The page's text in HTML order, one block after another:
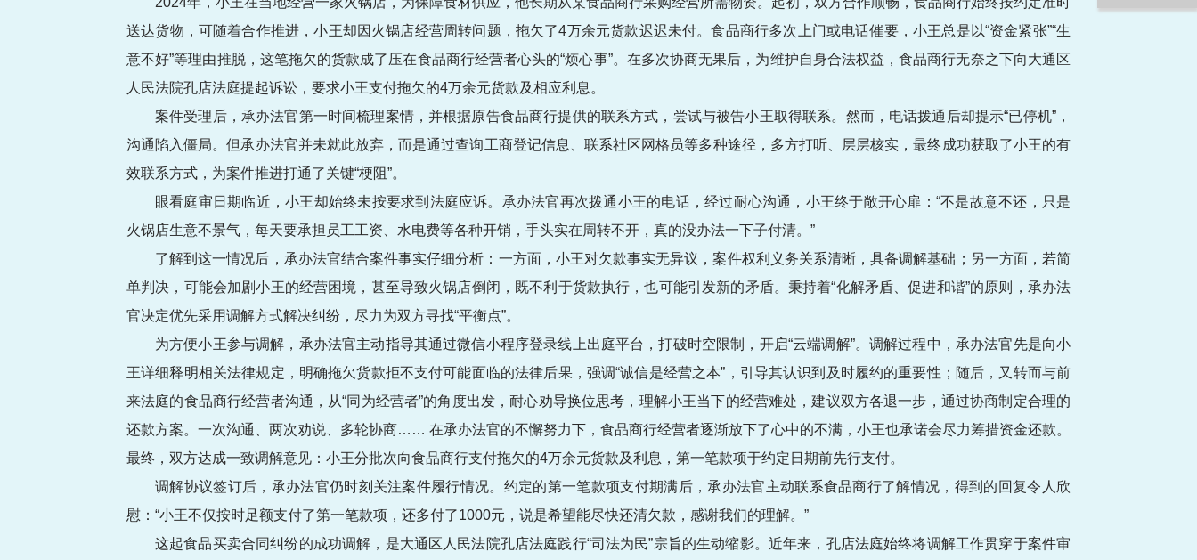
送达货物，可随着合作推进，小王却因火锅店经营周转问题，拖欠了4万余元货款迟迟未付。食品商行多次上门或电话催要，小王总是以“资金紧张”“生
意不好”等理由推脱，这笔拖欠的货款成了压在食品商行经营者心头的“烦心事”。在多次协商无果后，为维护自身合法权益，食品商行无奈之下向大通区
人民法院孔店法庭提起诉讼，要求小王支付拖欠的4万余元货款及相应利息。
案件受理后，承办法官第一时间梳理案情，并根据原告食品商行提供的联系方式，尝试与被告小王取得联系。然而，电话拨通后却提示“已停机”，
沟通陷入僵局。但承办法官并未就此放弃，而是通过查询工商登记信息、联系社区网格员等多种途径，多方打听、层层核实，最终成功获取了小王的有
效联系方式，为案件推进打通了关键“梗阻”。
眼看庭审日期临近，小王却始终未按要求到法庭应诉。承办法官再次拨通小王的电话，经过耐心沟通，小王终于敞开心扉：“不是故意不还，只是
火锅店生意不景气，每天要承担员工工资、水电费等各种开销，手头实在周转不开，真的没办法一下子付清。”
了解到这一情况后，承办法官结合案件事实仔细分析：一方面，小王对欠款事实无异议，案件权利义务关系清晰，具备调解基础；另一方面，若简
单判决，可能会加剧小王的经营困境，甚至导致火锅店倒闭，既不利于货款执行，也可能引发新的矛盾。秉持着“化解矛盾、促进和谐”的原则，承办法
官决定优先采用调解方式解决纠纷，尽力为双方寻找“平衡点”。
为方便小王参与调解，承办法官主动指导其通过微信小程序登录线上出庭平台，打破时空限制，开启“云端调解”。调解过程中，承办法官先是向小
王详细释明相关法律规定，明确拖欠货款拒不支付可能面临的法律后果，强调“诚信是经营之本”，引导其认识到及时履约的重要性；随后，又转而与前
来法庭的食品商行经营者沟通，从“同为经营者”的角度出发，耐心劝导换位思考，理解小王当下的经营难处，建议双方各退一步，通过协商制定合理的
还款方案。一次沟通、两次劝说、多轮协商…… 在承办法官的不懈努力下，食品商行经营者逐渐放下了心中的不满，小王也承诺会尽力筹措资金还款。
最终，双方达成一致调解意见：小王分批次向食品商行支付拖欠的4万余元货款及利息，第一笔款项于约定日期前先行支付。
调解协议签订后，承办法官仍时刻关注案件履行情况。约定的第一笔款项支付期满后，承办法官主动联系食品商行了解情况，得到的回复令人欣
慰：“小王不仅按时足额支付了第一笔款项，还多付了1000元，说是希望能尽快还清欠款，感谢我们的理解。”
这起食品买卖合同纠纷的成功调解，是大通区人民法院孔店法庭践行“司法为民”宗旨的生动缩影。近年来，孔店法庭始终将调解工作贯穿于案件审